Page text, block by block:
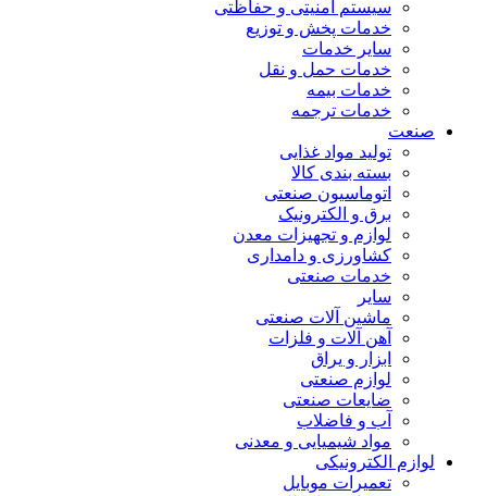
سیستم امنیتی و حفاظتی
خدمات پخش و توزیع
سایر خدمات
خدمات حمل و نقل
خدمات بیمه
خدمات ترجمه
صنعت
تولید مواد غذایی
بسته بندی کالا
اتوماسیون صنعتی
برق و الکترونیک
لوازم و تجهیزات معدن
کشاورزی و دامداری
خدمات صنعتی
سایر
ماشین آلات صنعتی
آهن آلات و فلزات
ابزار و یراق
لوازم صنعتی
ضایعات صنعتی
آب و فاضلاب
مواد شیمیایی و معدنی
لوازم الکترونیکی
تعمیرات موبایل